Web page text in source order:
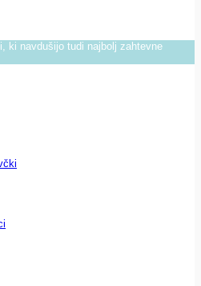
ki navdušijo tudi najbolj zahtevne